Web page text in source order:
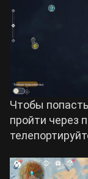
Чтобы
пройти через